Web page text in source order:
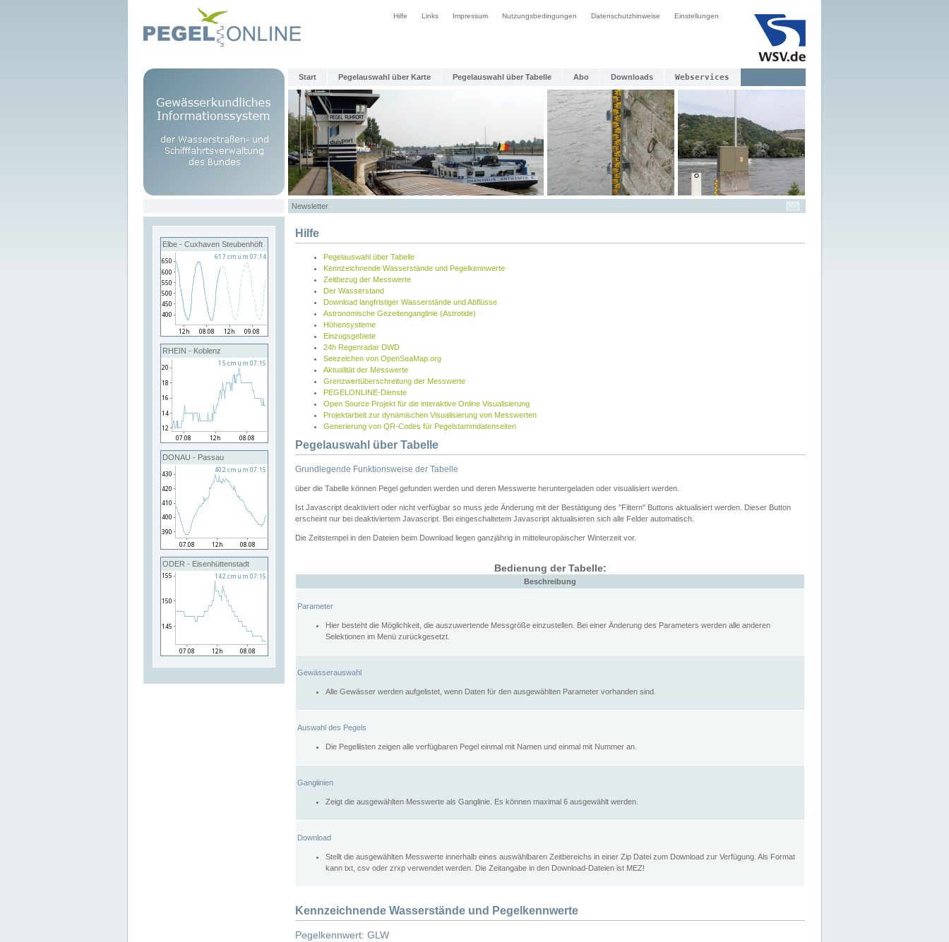
Hilfe Links Impressum Nutzungsbedingungen Datenschutzhinweise Einstellungen
Start Pegelauswahl über Karte Pegelauswahl über Tabelle Abo Downloads Webservices
Newsletter
Elbe - Cuxhaven Steubenhöft
RHEIN - Koblenz
DONAU - Passau
ODER - Eisenhüttenstadt
Hilfe
Pegelauswahl über Tabelle
Kennzeichnende Wasserstände und Pegelkennwerte
Zeitbezug der Messwerte
Der Wasserstand
Download langfristiger Wasserstände und Abflüsse
Astronomische Gezeitenganglinie (Astrotide)
Höhensysteme
Einzugsgebiete
24h Regenradar DWD
Seezeichen von OpenSeaMap.org
Aktualität der Messwerte
Grenzwertüberschreitung der Messwerte
PEGELONLINE-Dienste
Open Source Projekt für die interaktive Online Visualisierung
Projektarbeit zur dynamischen Visualisierung von Messwerten
Generierung von QR-Codes für Pegelstammdatenseiten
Pegelauswahl über Tabelle
Grundlegende Funktionsweise der Tabelle
über die Tabelle können Pegel gefunden werden und deren Messwerte heruntergeladen oder visualisiert werden.
Ist Javascript deaktiviert oder nicht verfügbar so muss jede Änderung mit der Bestätigung des "Filtern" Buttons aktualisiert werden. Dieser Button
erscheint nur bei deaktiviertem Javascript. Bei eingeschaltetem Javascript aktualisieren sich alle Felder automatisch.
Die Zeitstempel in den Dateien beim Download liegen ganzjährig in mitteleuropäischer Winterzeit vor.
Bedienung der Tabelle:
Beschreibung
Parameter
Hier besteht die Möglichkeit, die auszuwertende Messgröße einzustellen. Bei einer Änderung des Parameters werden alle anderen
Selektionen im Menü zurückgesetzt.
Gewässerauswahl
Alle Gewässer werden aufgelistet, wenn Daten für den ausgewählten Parameter vorhanden sind.
Auswahl des Pegels
Die Pegellisten zeigen alle verfügbaren Pegel einmal mit Namen und einmal mit Nummer an.
Ganglinien
Zeigt die ausgewählten Messwerte als Ganglinie. Es können maximal 6 ausgewählt werden.
Download
Stellt die ausgewählten Messwerte innerhalb eines auswählbaren Zeitbereichs in einer Zip Datei zum Download zur Verfügung. Als Format
kann txt, csv oder zrxp verwendet werden. Die Zeitangabe in den Download-Dateien ist MEZ!
Kennzeichnende Wasserstände und Pegelkennwerte
Pegelkennwert: GLW